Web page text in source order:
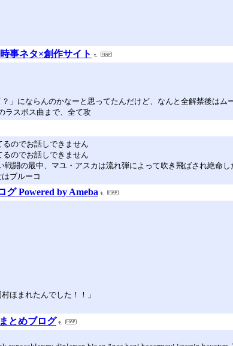
事ネタ×創作サイト
」にならんのかなーと思ってたんだけど、なんと全解禁後はム
ラスボス曲まで、全て攻
のでお話しできません
のでお話しできません
闘の最中、マユ・アスカは流れ弾によって吹き飛ばされ絶命し
ブルーコ
Powered by Ameba
ほまれたんでした！！」
とめブログ